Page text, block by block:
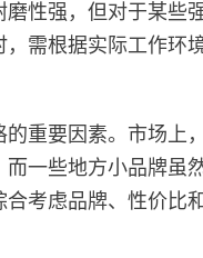
性强，但对于某些
需根据实际工作环
重要因素。市场上
一些地方小品牌虽
考虑品牌、性价比